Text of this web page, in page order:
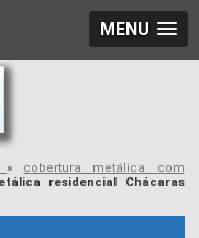
MENU
» cobertura metálica com
residencial Chácaras